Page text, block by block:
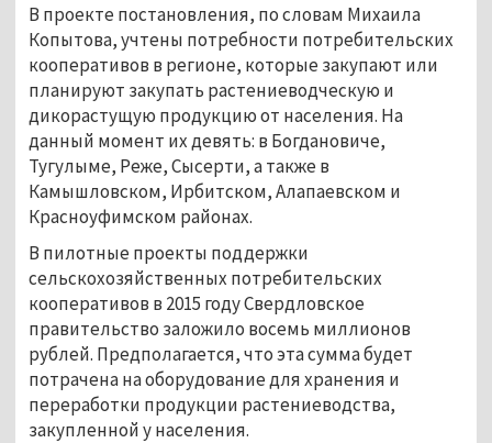
В проекте постановления, по словам Михаила
Копытова, учтены потребности потребительских
кооперативов в регионе, которые закупают или
планируют закупать растениеводческую и
дикорастущую продукцию от населения. На
данный момент их девять: в Богдановиче,
Тугулыме, Реже, Сысерти, а также в
Камышловском, Ирбитском, Алапаевском и
Красноуфимском районах.
В пилотные проекты поддержки
сельскохозяйственных потребительских
кооперативов в 2015 году Свердловское
правительство заложило восемь миллионов
рублей. Предполагается, что эта сумма будет
потрачена на оборудование для хранения и
переработки продукции растениеводства,
закупленной у населения.